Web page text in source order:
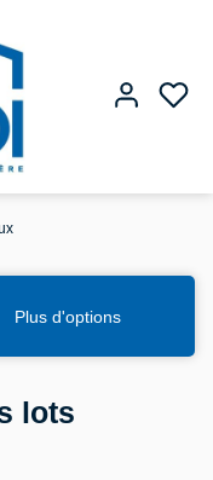
Plus d'options
lots